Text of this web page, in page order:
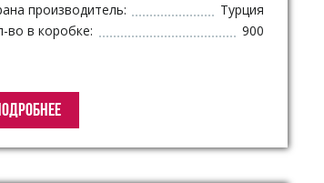
производитель:
Турция
во в коробке:
900